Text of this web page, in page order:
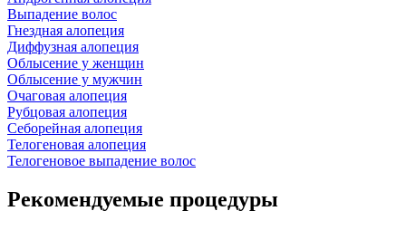
Выпадение волос
Гнездная алопеция
Диффузная алопеция
Облысение у женщин
Облысение у мужчин
Очаговая алопеция
Рубцовая алопеция
Себорейная алопеция
Телогеновая алопеция
Телогеновое выпадение волос
Рекомендуемые процедуры